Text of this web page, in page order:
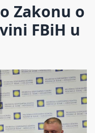
Zakonu o
FBiH u